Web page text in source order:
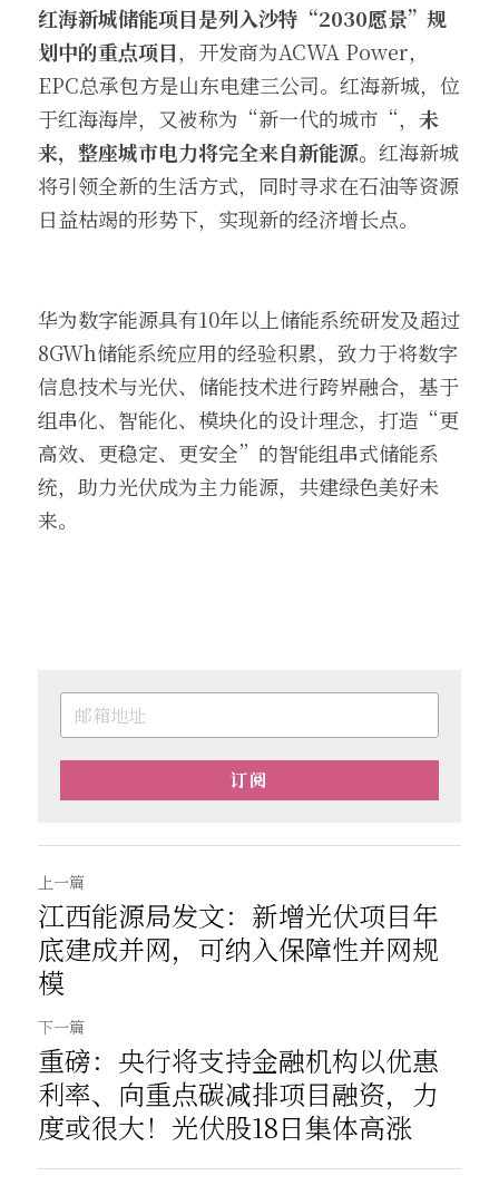
红海新城储能项目是列入沙特“2030愿景”规
划中的重点项目，开发商为ACWA Power，
EPC总承包方是山东电建三公司。红海新城，位
于红海海岸，又被称为“新一代的城市“， 未
来，整座城市电力将完全来自新能源。 红海新城
将引领全新的生活方式，同时寻求在石油等资源
日益枯竭的形势下，实现新的经济增长点。
华为数字能源具有10年以上储能系统研发及超过
8GWh储能系统应用的经验积累，致力于将数字
信息技术与光伏、储能技术进行跨界融合，基于
组串化、智能化、模块化的设计理念，打造“更
高效、更稳定、更安全”的智能组串式储能系
统，助力光伏成为主力能源，共建绿色美好未
来。
订阅
上一篇
江西能源局发文：新增光伏项目年
底建成并网，可纳入保障性并网规
模
下一篇
重磅：央行将支持金融机构以优惠
利率、向重点碳减排项目融资，力
度或很大！光伏股18日集体高涨